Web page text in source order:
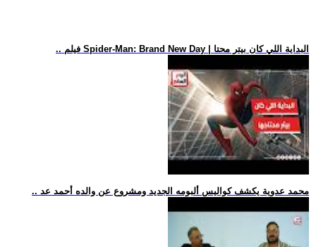
.. فيلم Spider-Man: Brand New Day | البداية اللي كان بيتر محتا
.. محمد عدوية يكشف كواليس ألبومه الجديد ومشروع عن والده أحمد عد